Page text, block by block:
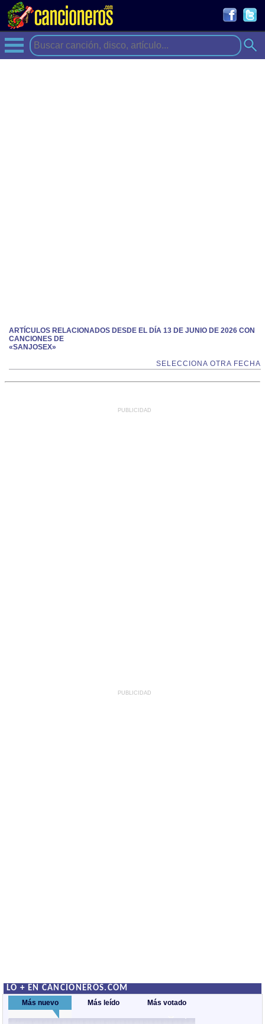
ARTÍCULOS RELACIONADOS DESDE EL DÍA 13 DE JUNIO DE 2026 CON
CANCIONES DE
«SANJOSEX»
SELECCIONA OTRA FECHA
PUBLICIDAD
PUBLICIDAD
LO + EN CANCIONEROS.COM
Más nuevo Más leído Más votado